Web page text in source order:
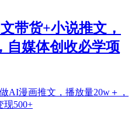
带货+小说推文，
自媒体创收必学项